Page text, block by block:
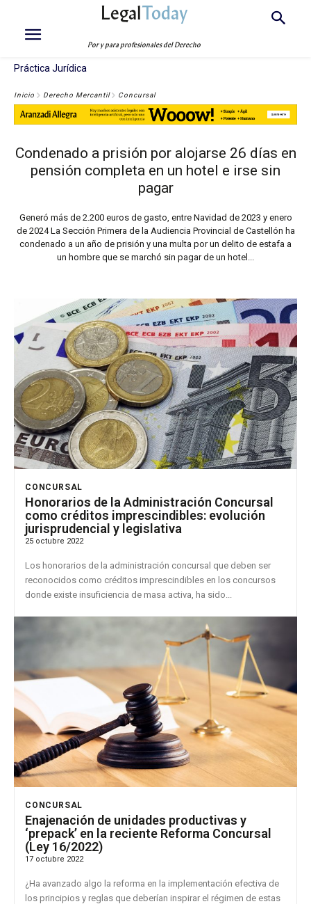
LegalToday
Por y para profesionales del Derecho
Práctica Jurídica
Inicio Derecho Mercantil Concursal
Condenado a prisión por alojarse 26 días en
pensión completa en un hotel e irse sin
pagar
Generó más de 2.200 euros de gasto, entre Navidad de 2023 y enero
de 2024 La Sección Primera de la Audiencia Provincial de Castellón ha
condenado a un año de prisión y una multa por un delito de estafa a
un hombre que se marchó sin pagar de un hotel...
CONCURSAL
Honorarios de la Administración Concursal
como créditos imprescindibles: evolución
jurisprudencial y legislativa
25 octubre 2022
Los honorarios de la administración concursal que deben ser
reconocidos como créditos imprescindibles en los concursos
donde existe insuficiencia de masa activa, ha sido...
CONCURSAL
Enajenación de unidades productivas y
‘prepack’ en la reciente Reforma Concursal
(Ley 16/2022)
17 octubre 2022
¿Ha avanzado algo la reforma en la implementación efectiva de
los principios y reglas que deberían inspirar el régimen de estas